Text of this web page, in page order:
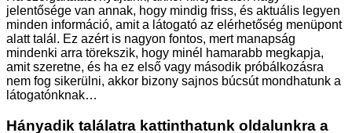
jelentősége van annak, hogy mindig friss, és aktuális legyen
minden információ, amit a látogató az elérhetőség menüpont
alatt talál. Ez azért is nagyon fontos, mert manapság
mindenki arra törekszik, hogy minél hamarabb megkapja,
amit szeretne, és ha ez első vagy második próbálkozásra
nem fog sikerülni, akkor bizony sajnos búcsút mondhatunk a
látogatónknak…
Hányadik találatra kattinthatunk oldalunkra a